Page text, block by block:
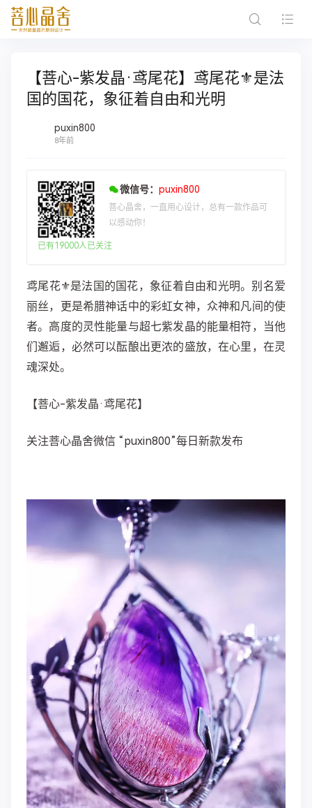
【菩心-紫发晶·鸢尾花】鸢尾花⚜️是法
国的国花，象征着自由和光明
puxin800
8年前
微信号： puxin800
菩心晶舍，一直用心设计，总有一款作品可
以感动你！
已有19000人已关注
鸢尾花⚜️是法国的国花，象征着自由和光明。别名爱
丽丝，更是希腊神话中的彩虹女神，众神和凡间的使
者。高度的灵性能量与超七紫发晶的能量相符，当他
们邂逅，必然可以酝酿出更浓的盛放，在心里，在灵
魂深处。
【菩心-紫发晶·鸢尾花】
关注菩心晶舍微信 “puxin800”每日新款发布